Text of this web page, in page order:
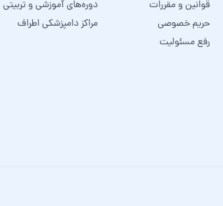
قوانین و مقررات
حریم خصوصی
رفع مسئولیت
دوره‌های آموزشی و تربیتی
مراکز دامپزشکی اطراف